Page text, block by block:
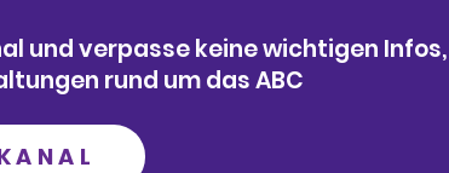
und verpasse keine wichtigen Infos,
rund um das ABC